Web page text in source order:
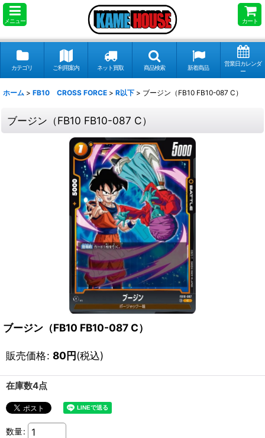
メニュー カート
カテゴリ ご利用案内 ネット買取 商品検索 新着商品
営業日カレンダ
ー
ホーム > FB10 CROSS FORCE > R以下 > ブージン（FB10 FB10-087 C）
ブージン（FB10 FB10-087 C）
ブージン（FB10 FB10-087 C）
販売価格: 80円(税込)
在庫数4点
数量: